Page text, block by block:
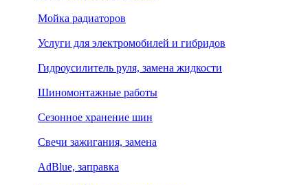
Мойка радиаторов
Услуги для электромобилей и гибридов
Гидроусилитель руля, замена жидкости
Шиномонтажные работы
Сезонное хранение шин
Свечи зажигания, замена
AdBlue, заправка